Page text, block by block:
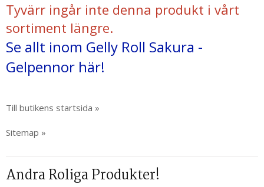
Tyvärr ingår inte denna produkt i vårt
sortiment längre.
Se allt inom Gelly Roll Sakura -
Gelpennor här!
Till butikens startsida »
Sitemap »
Andra Roliga Produkter!